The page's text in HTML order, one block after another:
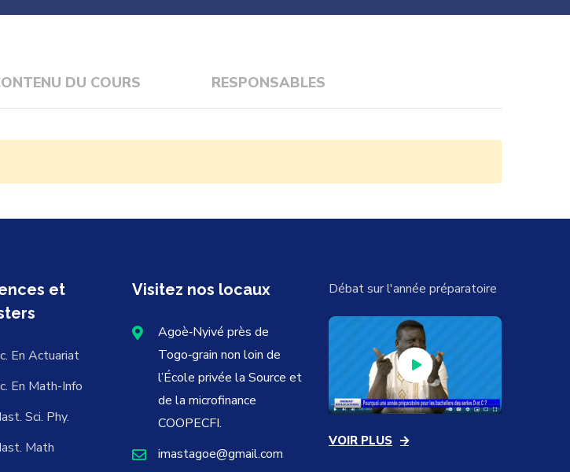
DU COURS RESPONSABLES
et
En Actuariat
En Math-Info
Sci. Phy.
Math
Visitez nos locaux
Agoè‐Nyivé près de
Togo‐grain non loin de
l’École privée la Source et
de la microfinance
COOPECFI.
imastagoe@gmail.com
Débat sur l'année préparatoire
VOIR PLUS